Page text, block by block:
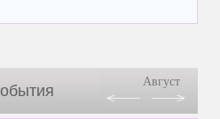
Август